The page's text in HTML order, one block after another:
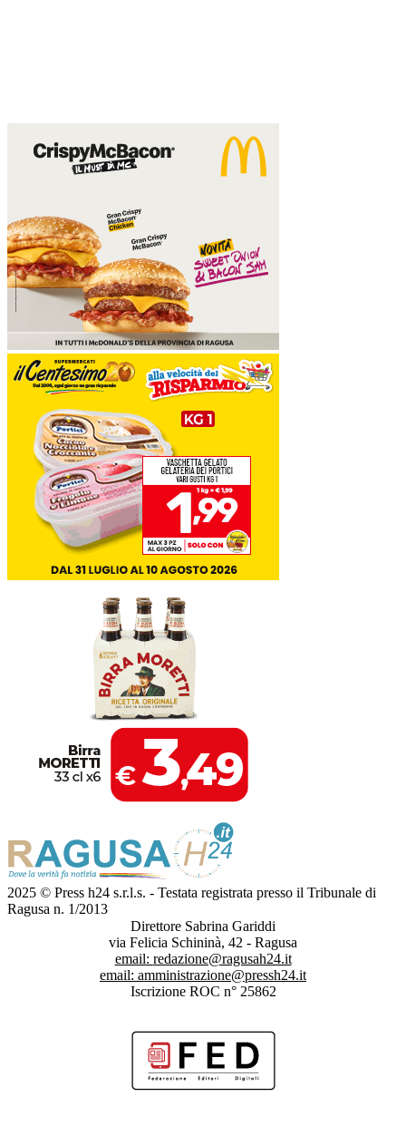
2025 © Press h24 s.r.l.s. - Testata registrata presso il Tribunale di
Ragusa n. 1/2013
Direttore Sabrina Gariddi
via Felicia Schininà, 42 - Ragusa
email: redazione@ragusah24.it
email: amministrazione@pressh24.it
Iscrizione ROC n° 25862